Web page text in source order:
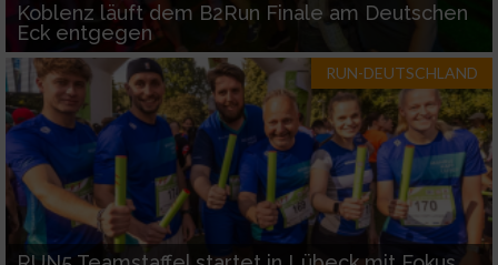
Koblenz läuft dem B2Run Finale am Deutschen
Eck entgegen
RUN-DEUTSCHLAND